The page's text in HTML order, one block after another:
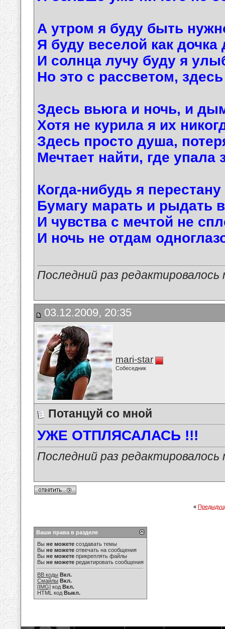
А утром я буду быть
Я буду веселой как дочка
И солнца лучу буду я
Но это с рассветом,
Здесь вьюга и ночь, и
Хотя не курила я их
Здесь просто душа,
Мечтает найти, где упала
Когда-нибудь я
Бумагу марать и рыдать
И чувства с мечтой не
И ночь не отдам
Последний раз
03.12.2009, 20:35
mari-star
Собеседник
Потанцуй со мной
УЖЕ ОТПЛЯСАЛАСЬ !!!
Последний раз
«
Ваши права в разделе
Вы не можете создавать темы
Вы не можете отвечать на сообщения
Вы не можете прикреплять файлы
Вы не можете редактировать сообщения
BB коды Вкл.
Смайлы Вкл.
[IMG] код Вкл.
HTML код Выкл.